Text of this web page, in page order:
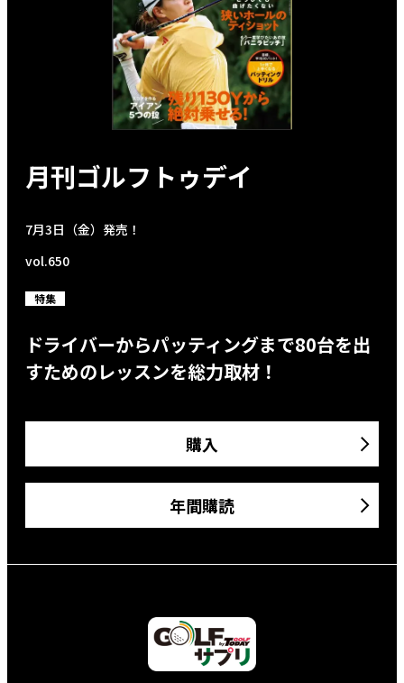
月刊ゴルフトゥデイ
7月3日（金）発売！
vol.650
特集
ドライバーからパッティングまで80台を出
すためのレッスンを総力取材！
購入
年間購読